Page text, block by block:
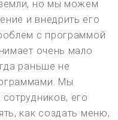
но мы можем
и внедрить его
с программой
очень мало
раньше не
Мы
его
как создать меню,